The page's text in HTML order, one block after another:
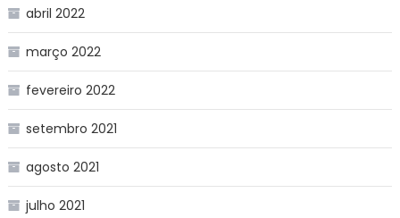
abril 2022
março 2022
fevereiro 2022
setembro 2021
agosto 2021
julho 2021